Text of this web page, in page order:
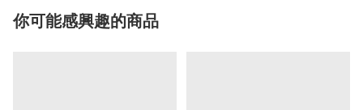
你可能感興趣的商品